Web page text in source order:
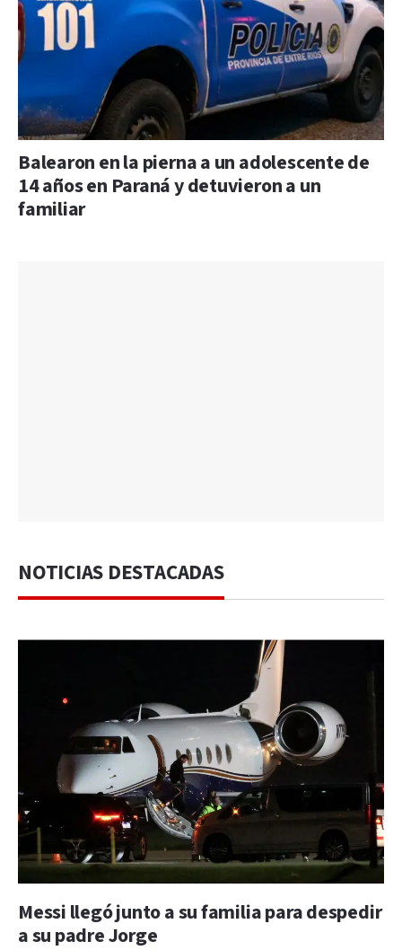
Balearon en la pierna a un adolescente de
14 años en Paraná y detuvieron a un
familiar
NOTICIAS DESTACADAS
Messi llegó junto a su familia para despedir
a su padre Jorge